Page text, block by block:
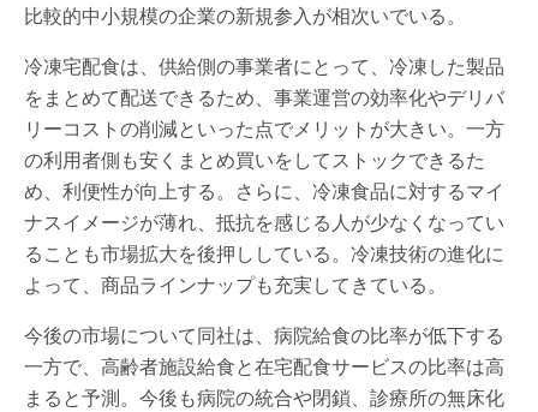
比較的中小規模の企業の新規参入が相次いでいる。
冷凍宅配食は、供給側の事業者にとって、冷凍した製品
をまとめて配送できるため、事業運営の効率化やデリバ
リーコストの削減といった点でメリットが大きい。一方
の利用者側も安くまとめ買いをしてストックできるた
め、利便性が向上する。さらに、冷凍食品に対するマイ
ナスイメージが薄れ、抵抗を感じる人が少なくなってい
ることも市場拡大を後押ししている。冷凍技術の進化に
よって、商品ラインナップも充実してきている。
今後の市場について同社は、病院給食の比率が低下する
一方で、高齢者施設給食と在宅配食サービスの比率は高
まると予測。今後も病院の統合や閉鎖、診療所の無床化